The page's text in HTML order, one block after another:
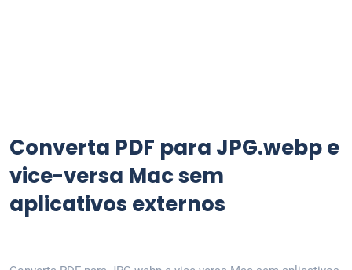
Converta PDF para JPG.webp e
vice-versa Mac sem
aplicativos externos